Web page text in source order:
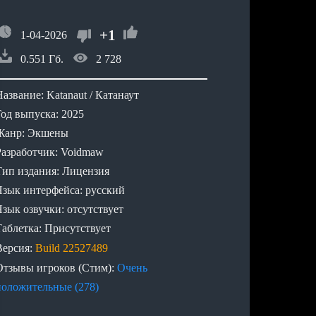
1-04-2026 +1
0.551 Гб. 2 728
Katanaut / Катанаут
выпуска: 2025
Экшены
Voidmaw
издания: Лицензия
интерфейса: русский
озвучки: отсутствует
Присутствует
Build 22527489
игроков (Стим): Очень
(278)